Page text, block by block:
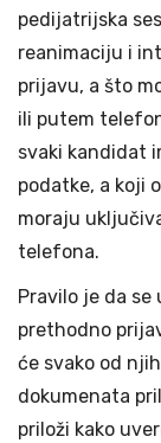
pedijatrijska
reanimaciju i
prijavu, a što
ili putem
svaki kandidat
podatke, a koji
moraju
telefona.
Pravilo je da se
prethodno
će svako od
dokumenata
priloži kako